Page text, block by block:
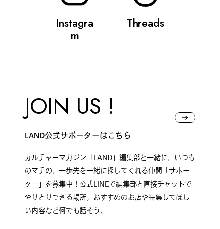
Instagra
m
Threads
JOIN US !
LAND公式サポーターはこちら
カルチャーマガジン「LAND」編集部と一緒に、いつも
のマチの、一歩先を一緒に探してくれる仲間「サポー
ター」を募集中！公式LINEで編集部と直接チャットで
やりとりできる場所。おすすめのお店や特集してほし
い内容など何でも話そう。